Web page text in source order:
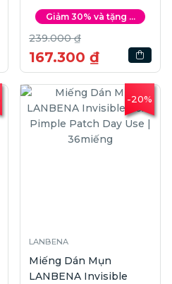
Serum LANBENA Pore
Minimizing | 15ml
Giảm 30% và tặng ...
239.000 ₫
167.300 ₫
-20%
LANBENA
Miếng Dán Mụn
LANBENA Invisible